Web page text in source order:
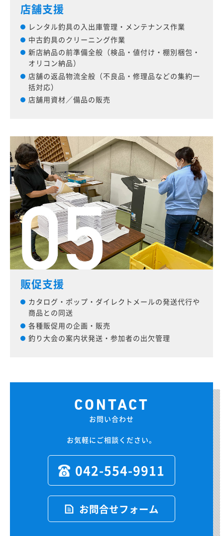
店舗支援
レンタル釣具の入出庫管理・メンテナンス作業
中古釣具のクリーニング作業
新店納品の前準備全般（検品・値付け・棚別梱包・
オリコン納品）
店舗の返品物流全般（不良品・修理品などの集約一
括対応）
店舗用資材／備品の販売
販促支援
カタログ・ポップ・ダイレクトメールの発送代行や
商品との同送
各種販促用の企画・販売
釣り大会の案内状発送・参加者の出欠管理
お問い合わせ
お気軽にご相談ください。
042-554-9911
お問合せフォーム